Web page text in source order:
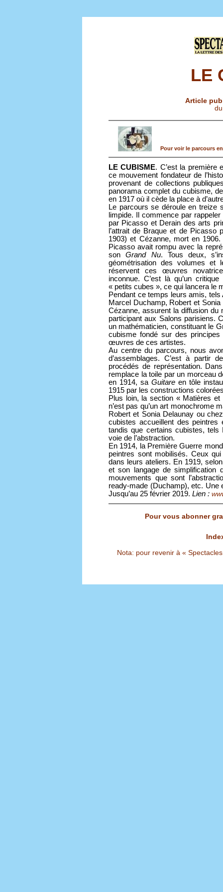
LE
Article
Pour voir le parcours
LE CUBISME. C’est la première
ce mouvement fondateur de
provenant de collections
panorama complet du cubisme,
en 1917 où il cède la place à
Le parcours se déroule en treize
limpide. Il commence par
par Picasso et Derain des arts
l’attrait de Braque et de
1903) et Cézanne, mort en
Picasso avait rompu avec la
sonGrand Nu. Tous deux,
géométrisation des volumes et
réservent ces œuvres
inconnue. C’est là qu’un
« petits cubes », ce qui lancera le
Pendant ce temps leurs amis,
Marcel Duchamp, Robert et
Cézanne, assurent la diffusion du
participant aux Salons parisiens.
un mathématicien, constituant le
cubisme fondé sur des
œuvres de ces artistes.
Au centre du parcours, nous
d’assemblages. C’est à partir
procédés de représentation.
remplace la toile par un morceau
en 1914, sa Guitareen tôle
1915 par les constructions
Plus loin, la section « Matières
n’est pas qu’un art monochrome
Robert et Sonia Delaunay ou
cubistes accueillent des peintres
tandis que certains cubistes,
voie de l’abstraction.
En 1914, la Première Guerre
peintres sont mobilisés. Ceux
dans leurs ateliers. En 1919,
et son langage de simplification
mouvements que sont
ready-made (Duchamp), etc. Une
Jusqu’au 25 février 2019. Lien :
Pour vous abonner
Nota: pour revenir à «